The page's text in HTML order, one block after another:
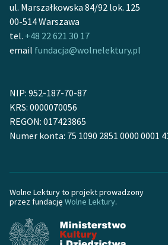
Kolekcje edukacyjne
twórców przechodzących
do domeny publicznej,
lektur szkolnych oraz
Odkurzamy bohaterów
Szkoła Poezji Wolnych
Lektur
O projekcie
Zespół
ul. Marszałkowska 84/92 lok. 125
00-514 Warszawa
tel. +48 22 621 30 17
email fundacja@wolnelektury.pl
NIP: 952-187-70-87
KRS: 0000070056
REGON: 017423865
Numer konta: 75 1090 2851 0000 0001
Wolne Lektury to projekt prowadzony
przez fundację Wolne Lektury.